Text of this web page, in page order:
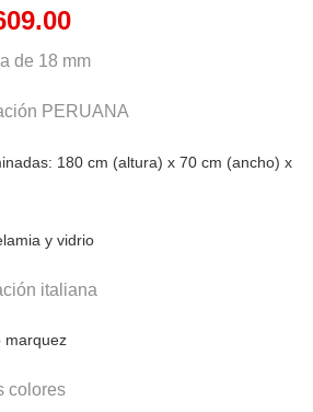
El
actual
es:
S/609.00.
de 18 mm
PERUANA
180 cm (altura) x 70 cm (ancho) x
y vidrio
italiana
marquez
colores